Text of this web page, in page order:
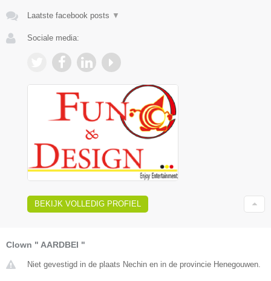
Laatste facebook posts ▼
Sociale media:
BEKIJK VOLLEDIG PROFIEL
Clown " AARDBEI "
Niet gevestigd in de plaats Nechin en in de provincie Henegouwen.